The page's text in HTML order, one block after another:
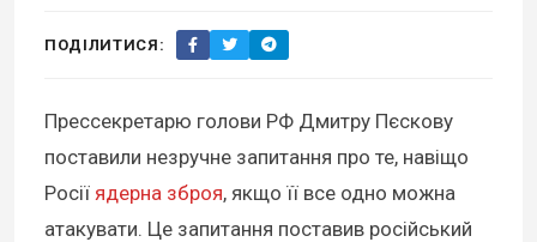
ПОДІЛИТИСЯ:
Прессекретарю голови РФ Дмитру Пєскову
поставили незручне запитання про те, навіщо
Росії ядерна зброя, якщо її все одно можна
атакувати. Це запитання поставив російський